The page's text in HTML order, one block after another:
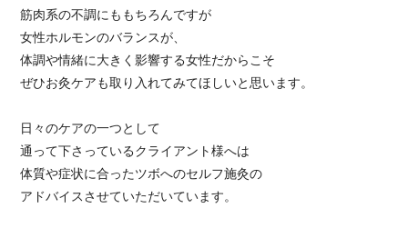
筋肉系の不調にももちろんですが
女性ホルモンのバランスが、
体調や情緒に大きく影響する女性だからこそ
ぜひお灸ケアも取り入れてみてほしいと思います。
日々のケアの一つとして
通って下さっているクライアント様へは
体質や症状に合ったツボへのセルフ施灸の
アドバイスさせていただいています。